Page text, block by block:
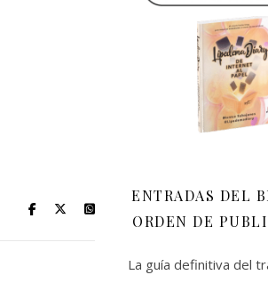
ENTRADAS DEL
ORDEN DE
La guía definitiva del